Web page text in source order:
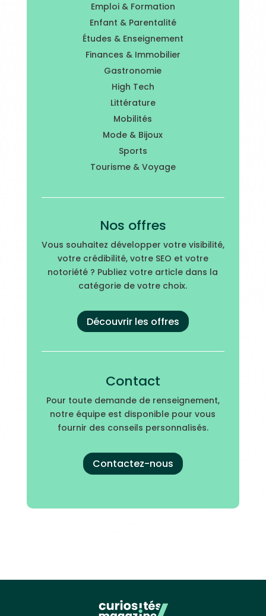
Emploi & Formation
Enfant & Parentalité
Études & Enseignement
Finances & Immobilier
Gastronomie
High Tech
Littérature
Mobilités
Mode & Bijoux
Sports
Tourisme & Voyage
Nos offres
Vous souhaitez développer votre visibilité,
votre crédibilité, votre SEO et votre
notoriété ? Publiez votre article dans la
catégorie de votre choix.
Découvrir les offres
Contact
Pour toute demande de renseignement,
notre équipe est disponible pour vous
fournir des conseils personnalisés.
Contactez-nous